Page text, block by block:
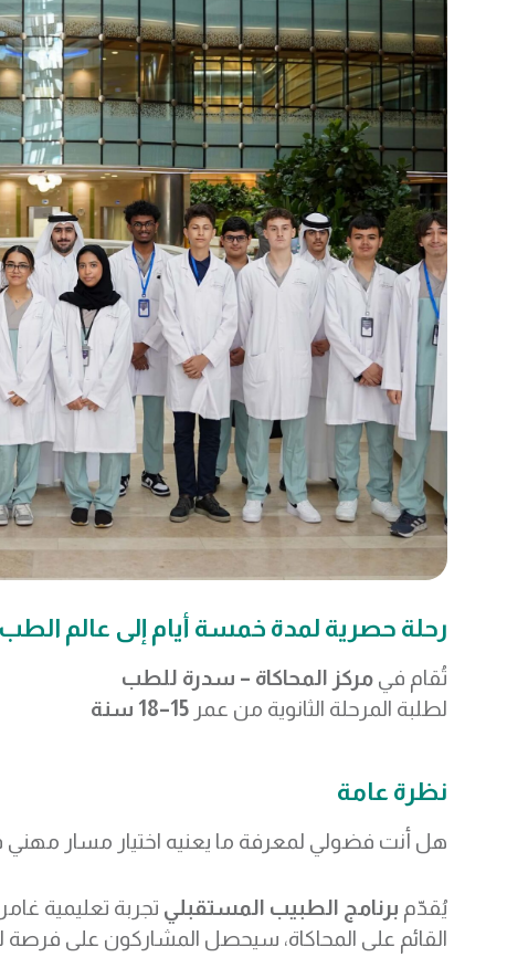
رحلة حصرية لمدة خمسة أيام إلى عالم الطب
تُقام في مركز المحاكاة – سدرة للطب
لطلبة المرحلة الثانوية من عمر 15–18 سنة
نظرة عامة
هل أنت فضولي لمعرفة ما يعنيه اختيار مسار مهني
يُقدّم برنامج الطبيب المستقبلي تجربة تعليمية
القائم على المحاكاة، سيحصل المشاركون على